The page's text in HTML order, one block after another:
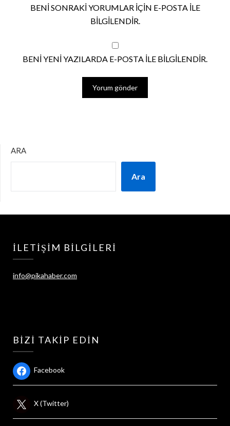
BENI SONRAKI YORUMLAR IÇIN E-POSTA ILE
BILGILENDIR.
BENI YENI YAZILARDA E-POSTA ILE BILGILENDIR.
ARA
Ara
İLETIŞIM BILGILERI
info@pikahaber.com
BIZI TAKIP EDIN
Facebook
X (Twitter)